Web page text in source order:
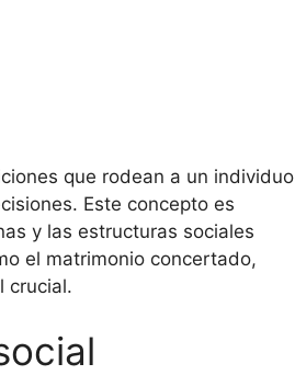
que rodean a un individuo
Este concepto es
y las estructuras sociales
el matrimonio concertado,
crucial.